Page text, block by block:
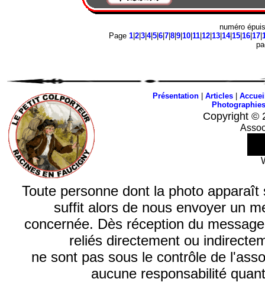
numéro
Page 1| 2| 3| 4|5| 6| 7| 8| 9| 10| 11| 12| 13| 14|15| 16| 17|
Présentation| Articles|
Photographies
Copyright ©
Toute personne dont la photo
suffit alors de nous envoyer un
concernée. Dès réception du
reliés directement ou
ne sont pas sous le contrôle de
aucune responsabilité